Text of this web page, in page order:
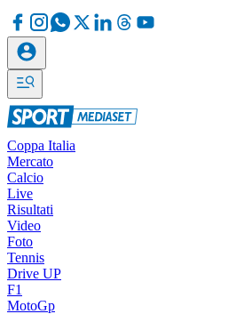
Coppa Italia
Mercato
Calcio
Live
Risultati
Video
Foto
Tennis
Drive UP
F1
MotoGp